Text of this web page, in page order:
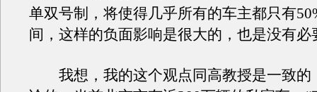
单双号制，将使得几乎所有的车主都只有
间，这样的负面影响是很大的，也是没有必
我想，我的这个观点同高教授是一致的